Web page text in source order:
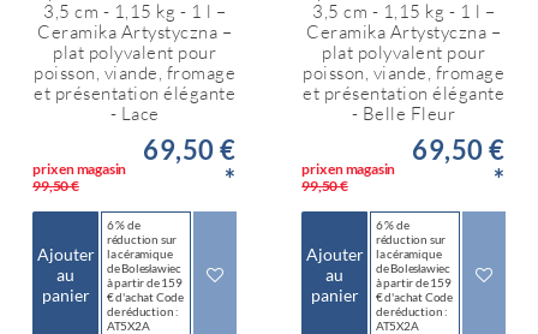
3,5 cm - 1,15 kg - 1 l –
Ceramika Artystyczna –
plat polyvalent pour
poisson, viande, fromage
et présentation élégante
- Lace
prix en magasin
99,50 €
69,50 €
*
Ajouter
au
panier
6 % de
réduction sur
la céramique
de Bolesławiec
à partir de 159
€ d'achat Code
de réduction :
AT5X2A
3,5 cm - 1,15 kg - 1 l –
Ceramika Artystyczna –
plat polyvalent pour
poisson, viande, fromage
et présentation élégante
- Belle Fleur
prix en magasin
99,50 €
69,50 €
*
Ajouter
au
panier
6 % de
réduction sur
la céramique
de Bolesławiec
à partir de 159
€ d'achat Code
de réduction :
AT5X2A